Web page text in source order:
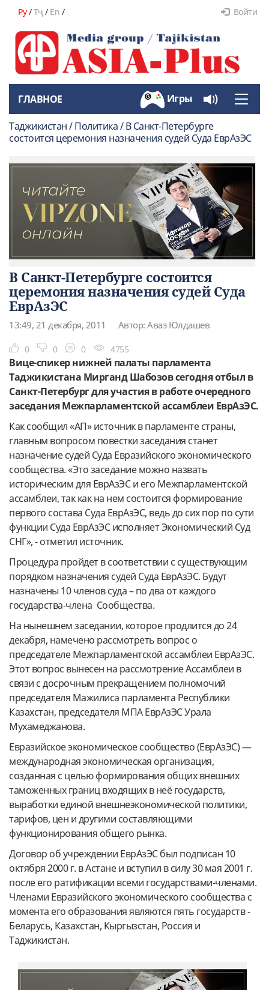
Ру/Тҷ/ En / Войти
Toggle
ГЛАВНОЕ Игры
Таджикистан / Политика / В Санкт-Петербурге
состоится церемония назначения судей Суда ЕврАзЭС
В Санкт-Петербурге состоится
церемония назначения судей Суда
ЕврАзЭС
13:49, 21 декабря, 2011 Автор: Аваз Юлдашев
0 0 0 4755
Вице-спикер нижней палаты парламента
Таджикистана Мирганд Шабозов сегодня отбыл в
Санкт-Петербург для участия в работе очередного
заседания Межпарламентской ассамблеи ЕврАзЭС.
Как сообщил «АП» источник в парламенте страны,
главным вопросом повестки заседания станет
назначение судей Суда Евразийского экономического
сообщества. «Это заседание можно назвать
историческим для ЕврАзЭС и его Межпарламентской
ассамблеи, так как на нем состоится формирование
первого состава Суда ЕврАзЭС, ведь до сих пор по сути
функции Суда ЕврАзЭС исполняет Экономический Суд
СНГ», - отметил источник.
Процедура пройдет в соответствии с существующим
порядком назначения судей Суда ЕврАзЭС. Будут
назначены 10 членов суда – по два от каждого
государства-члена Сообщества.
На нынешнем заседании, которое продлится до 24
декабря, намечено рассмотреть вопрос о
председателе Межпарламентской ассамблеи ЕврАзЭС.
Этот вопрос вынесен на рассмотрение Ассамблеи в
связи с досрочным прекращением полномочий
председателя Мажилиса парламента Республики
Казахстан, председателя МПА ЕврАзЭС Урала
Мухамеджанова.
Евразийское экономическое сообщество (ЕврАзЭС) —
международная экономическая организация,
созданная с целью формирования общих внешних
таможенных границ входящих в неё государств,
выработки единой внешнеэкономической политики,
тарифов, цен и другими составляющими
функционирования общего рынка.
Договор об учреждении ЕврАзЭС был подписан 10
октября 2000 г. в Астане и вступил в силу 30 мая 2001 г.
после его ратификации всеми государствами-членами.
Членами Евразийского экономического сообщества с
момента его образования являются пять государств -
Беларусь, Казахстан, Кыргызстан, Россия и
Таджикистан.